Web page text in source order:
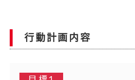
行動計画内容